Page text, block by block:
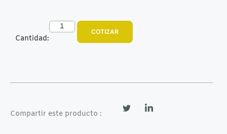
Cantidad:
COTIZAR
Compartir este producto :